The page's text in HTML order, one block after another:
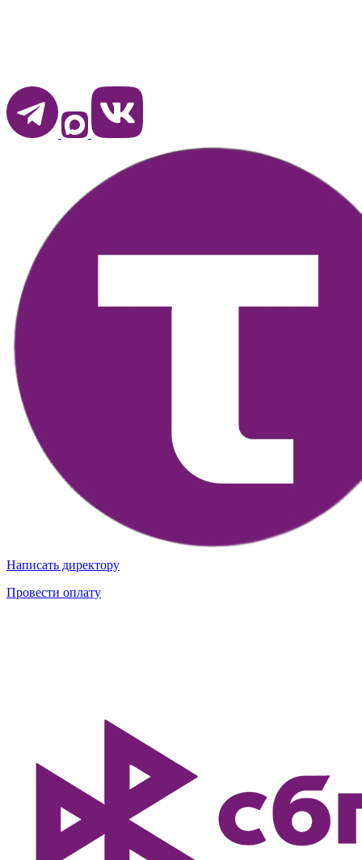
Написать директору
Провести оплату